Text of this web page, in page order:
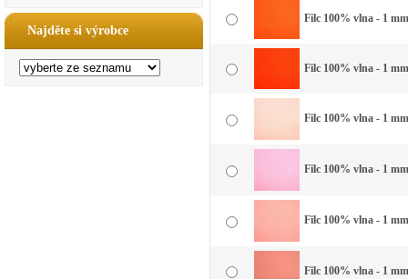
Najděte si výrobce
Filc 100% vlna - 1
Filc 100% vlna - 1
Filc 100% vlna - 1
Filc 100% vlna - 1
Filc 100% vlna - 1
Filc 100% vlna - 1